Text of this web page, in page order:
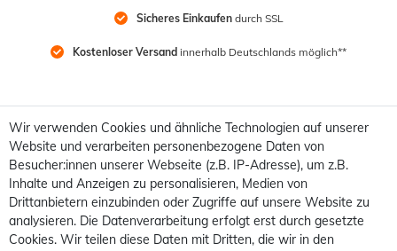
Sicheres Einkaufen durch SSL
Kostenloser Versand innerhalb Deutschlands möglich**
Wir verwenden Cookies und ähnliche Technologien auf unserer
Website und verarbeiten personenbezogene Daten von
Besucher:innen unserer Webseite (z.B. IP-Adresse), um z.B.
Inhalte und Anzeigen zu personalisieren, Medien von
Drittanbietern einzubinden oder Zugriffe auf unsere Website zu
analysieren. Die Datenverarbeitung erfolgt erst durch gesetzte
Cookies. Wir teilen diese Daten mit Dritten, die wir in den